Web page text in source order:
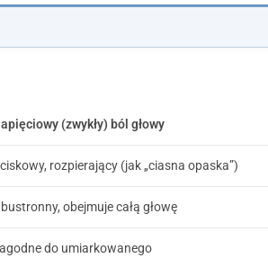
(zwykły) ból głowy
rozpierający (jak „ciasna opaska”)
obejmuje całą głowę
do umiarkowanego